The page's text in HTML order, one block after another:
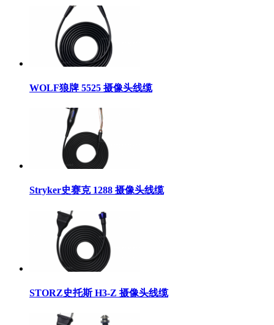
WOLF狼牌 5525 摄像头线缆
Stryker史赛克 1288 摄像头线缆
STORZ史托斯 H3-Z 摄像头线缆